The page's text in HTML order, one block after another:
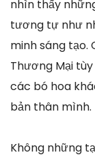
nhìn thấy
tương tự như
minh sáng tạo.
Thương Mại
các bó hoa
bản thân mình.
Không những